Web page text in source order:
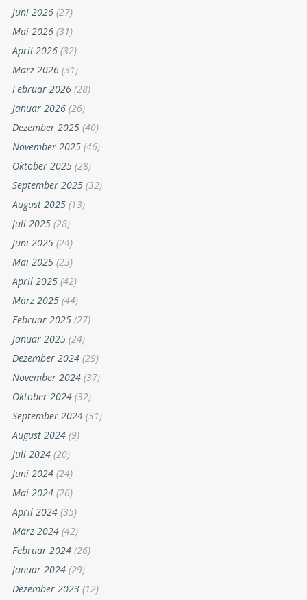
Juni 2026 (27)
Mai 2026 (31)
April 2026 (32)
März 2026 (31)
Februar 2026 (28)
Januar 2026 (26)
Dezember 2025 (40)
November 2025 (46)
Oktober 2025 (28)
September 2025 (32)
August 2025 (13)
Juli 2025 (28)
Juni 2025 (24)
Mai 2025 (23)
April 2025 (42)
März 2025 (44)
Februar 2025 (27)
Januar 2025 (24)
Dezember 2024 (29)
November 2024 (37)
Oktober 2024 (32)
September 2024 (31)
August 2024 (9)
Juli 2024 (20)
Juni 2024 (24)
Mai 2024 (26)
April 2024 (35)
März 2024 (42)
Februar 2024 (26)
Januar 2024 (29)
Dezember 2023 (12)